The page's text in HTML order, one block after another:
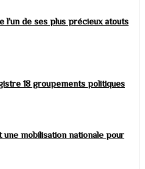
l’un de ses plus précieux atouts
18 groupements politiques
une mobilisation nationale pour